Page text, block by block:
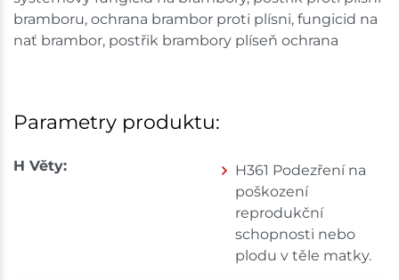
Parametry produktu:
H Věty:
H361 Podezření na
poškození
reprodukční
schopnosti nebo
plodu v těle matky.
bramboru, ochrana brambor proti plísni, fungicid na
nať brambor, postřik brambory plíseň ochrana